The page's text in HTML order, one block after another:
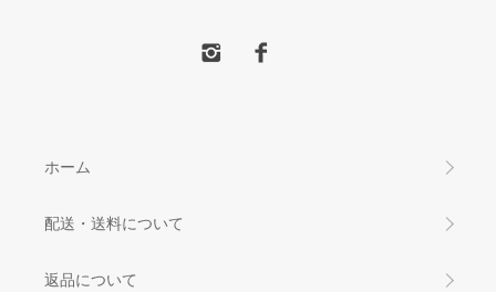
ホーム
配送・送料について
返品について